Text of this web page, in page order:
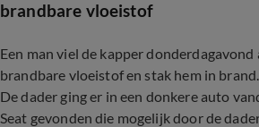
brandbare vloeistof
Een man viel de kapper
brandbare vloeistof en stak hem in
De dader ging er in een donkere auto
Seat gevonden die mogelijk door de